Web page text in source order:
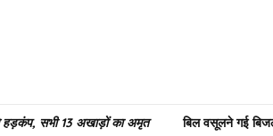
सभी 13 अखाड़ों का अमृत
बिल वसूलने गई